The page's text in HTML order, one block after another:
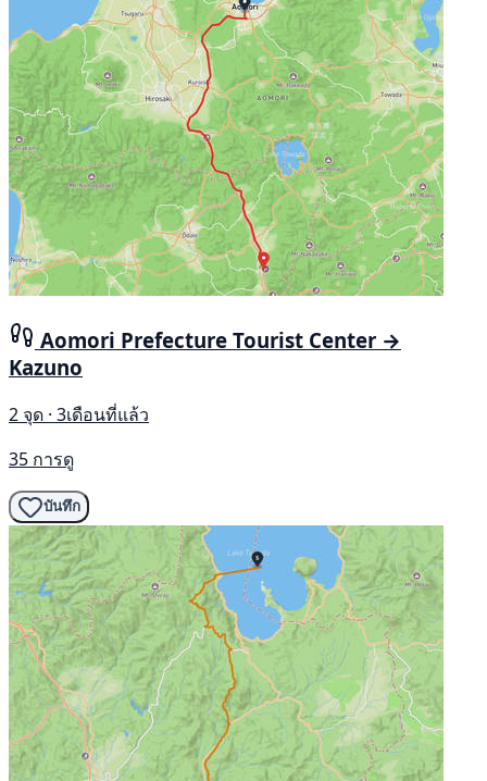
Aomori Prefecture Tourist Center →
Kazuno
2 จุด · 3เดือนที่แล้ว
35 การดู
บันทึก